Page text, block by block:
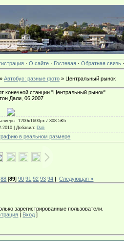
· О сайте· Гостевая· Обратная связь·
Автобус: разные фото» Центральный рынок
конечной станции "Центральный рынок".
Дали, 06.2007
: 1200x1600px / 308.5Kb
|Добавил: Dali
в реальном размере
88 [89]90 91 92 93 94 |Следующая »
зарегистрированные пользователи.
| Вход ]